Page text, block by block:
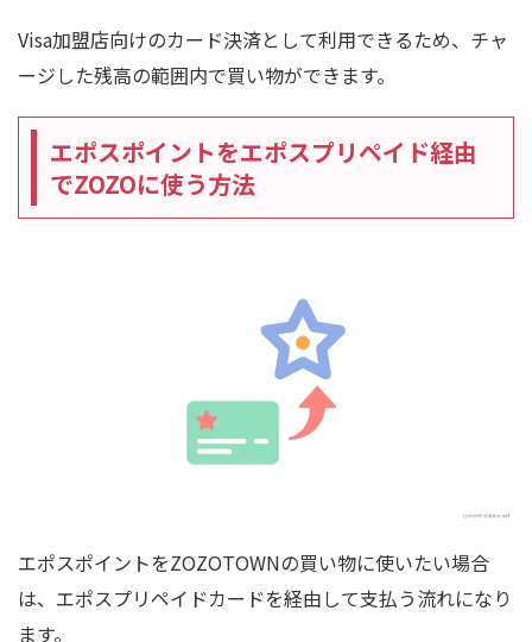
Visa加盟店向けのカード決済として利用できるため、チャ
ージした残高の範囲内で買い物ができます。
エポスポイントをエポスプリペイド経由
でZOZOに使う方法
エポスポイントをZOZOTOWNの買い物に使いたい場合
は、エポスプリペイドカードを経由して支払う流れになり
ます。